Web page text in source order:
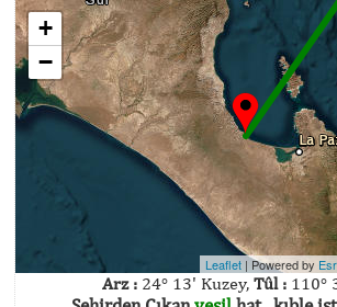
+
−
Leaflet | Powered by
Arz : 24° 13' Kuzey, Tûl : 110°